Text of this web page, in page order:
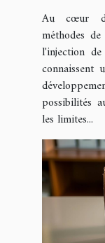
Au cœur
méthodes
l'injection
connaissent
possibilités
les limites...